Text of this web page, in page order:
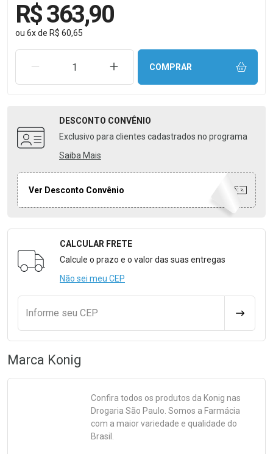
R$ 363,90
ou 6xde R$ 60,65
REMOVER UMA UNIDADEAUMENTAR UMA UNIDADE
COMPRAR
DESCONTO CONVÊNIO
Exclusivo para clientes cadastrados no programa
Saiba Mais
Ver Desconto Convênio
Formulário para Calcular o Frete
CALCULAR FRETE
Calcule o prazo e o valor das suas entregas
Não sei meu CEP
Informe seu CEP
Marca Konig
Confira todos os produtos da Konig nas
Drogaria São Paulo. Somos a Farmácia
com a maior variedade e qualidade do
Brasil.